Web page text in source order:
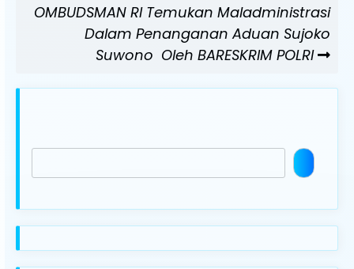
Next
OMBUDSMAN RI Temukan Maladministrasi
Dalam Penanganan Aduan Sujoko
Suwono Oleh BARESKRIM POLRI